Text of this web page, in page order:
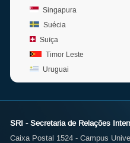
Singapura
Suécia
Suíça
Timor Leste
Uruguai
SRI - Secretaria de Relações
Caixa Postal 1524 - Campus